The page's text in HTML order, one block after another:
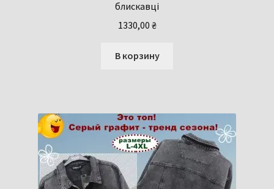
блискавці
1330,00 ₴
В корзину